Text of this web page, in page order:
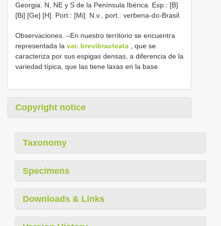
Georgia. N, NE y S de la Península Ibérica. Esp.: [B]
[Bi] [Ge] [H]. Port.: [Mi]. N.v., port.: verbena-do-Brasil.
Observaciones. –En nuestro territorio se encuentra
representada la var. brevibracteata , que se
caracteriza por sus espigas densas, a diferencia de la
variedad típica, que las tiene laxas en la base.
Copyright notice
Taxonomy
Specimens
Downloads & Links